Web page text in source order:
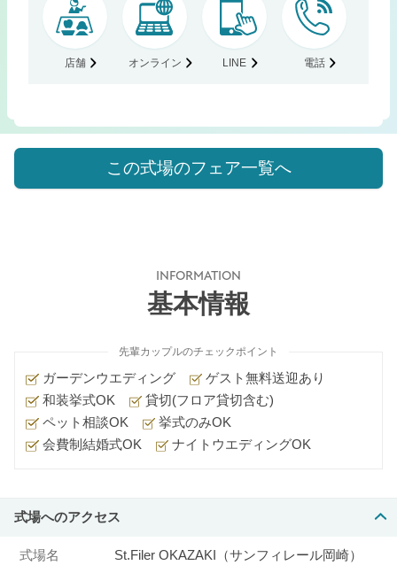
店舗 オンライン LINE 電話
この式場のフェア一覧へ
INFORMATION
基本情報
先輩カップルのチェックポイント
ガーデンウエディング
ゲスト無料送迎あり
和装挙式OK
貸切(フロア貸切含む)
ペット相談OK
挙式のみOK
会費制結婚式OK
ナイトウエディングOK
式場へのアクセス
式場名 St.Filer OKAZAKI（サンフィレール岡崎）